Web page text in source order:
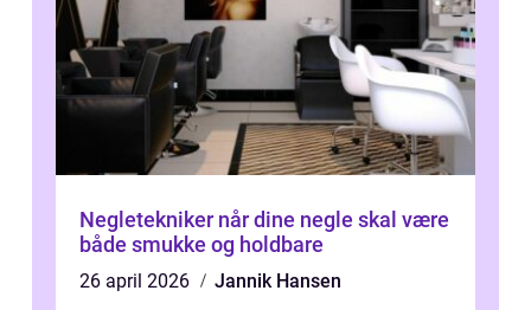
Negletekniker når dine negle skal være
både smukke og holdbare
26 april 2026
Jannik Hansen